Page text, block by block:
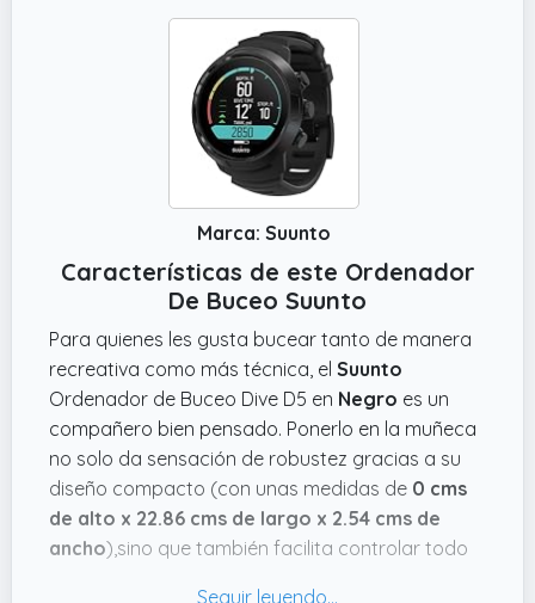
Marca: Suunto
Características de este Ordenador
De Buceo Suunto
Para quienes les gusta bucear tanto de manera
recreativa como más técnica, el Suunto
Ordenador de Buceo Dive D5 en Negro es un
compañero bien pensado. Ponerlo en la muñeca
no solo da sensación de robustez gracias a su
diseño compacto (con unas medidas de 0 cms
de alto x 22.86 cms de largo x 2.54 cms de
ancho),sino que también facilita controlar todo